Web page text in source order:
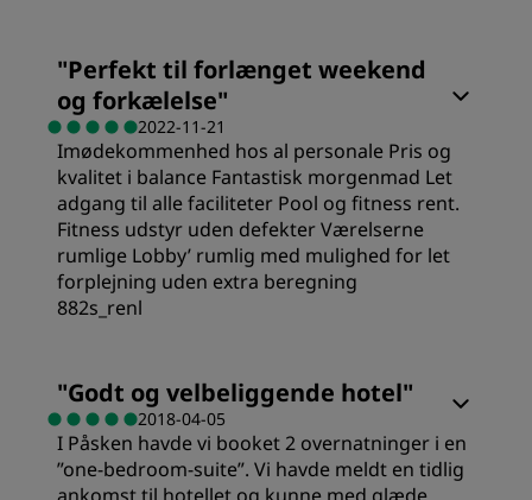
Værdi
Søvnkvalitet
Sted
Service
"Perfekt til forlænget weekend
og forkælelse"
2022-11-21
Imødekommenhed hos al personale Pris og
kvalitet i balance Fantastisk morgenmad Let
adgang til alle faciliteter Pool og fitness rent.
Fitness udstyr uden defekter Værelserne
rumlige Lobby’ rumlig med mulighed for let
forplejning uden extra beregning
882s_renl
"Godt og velbeliggende hotel"
2018-04-05
I Påsken havde vi booket 2 overnatninger i en
”one-bedroom-suite”. Vi havde meldt en tidlig